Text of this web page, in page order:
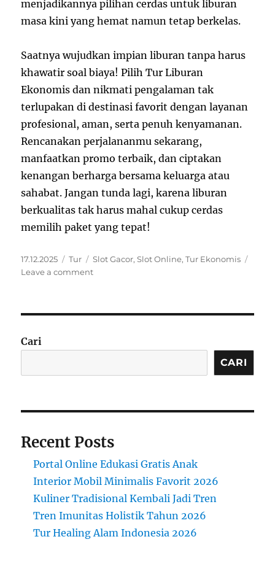
menjadikannya pilihan cerdas untuk liburan
masa kini yang hemat namun tetap berkelas.
Saatnya wujudkan impian liburan tanpa harus
khawatir soal biaya! Pilih Tur Liburan
Ekonomis dan nikmati pengalaman tak
terlupakan di destinasi favorit dengan layanan
profesional, aman, serta penuh kenyamanan.
Rencanakan perjalananmu sekarang,
manfaatkan promo terbaik, dan ciptakan
kenangan berharga bersama keluarga atau
sahabat. Jangan tunda lagi, karena liburan
berkualitas tak harus mahal cukup cerdas
memilih paket yang tepat!
Posted
on
17.12.2025 Categories
Tur Tags
Slot Gacor,Slot Online,Tur Ekonomis
Leave a commenton
Cari
CARI
Recent Posts
Portal Online Edukasi Gratis Anak
Interior Mobil Minimalis Favorit 2026
Kuliner Tradisional Kembali Jadi Tren
Tren Imunitas Holistik Tahun 2026
Tur Healing Alam Indonesia 2026